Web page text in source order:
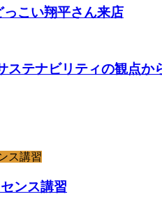
こい翔平さん来店
ステナビリティの観点か
ス講習
ンス講習